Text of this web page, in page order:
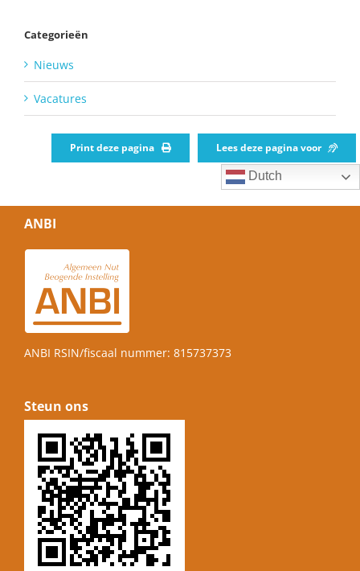
Categorieën
Nieuws
Vacatures
Print deze pagina Lees deze pagina voor
Dutch
ANBI
ANBI RSIN/fiscaal nummer: 815737373
Steun ons